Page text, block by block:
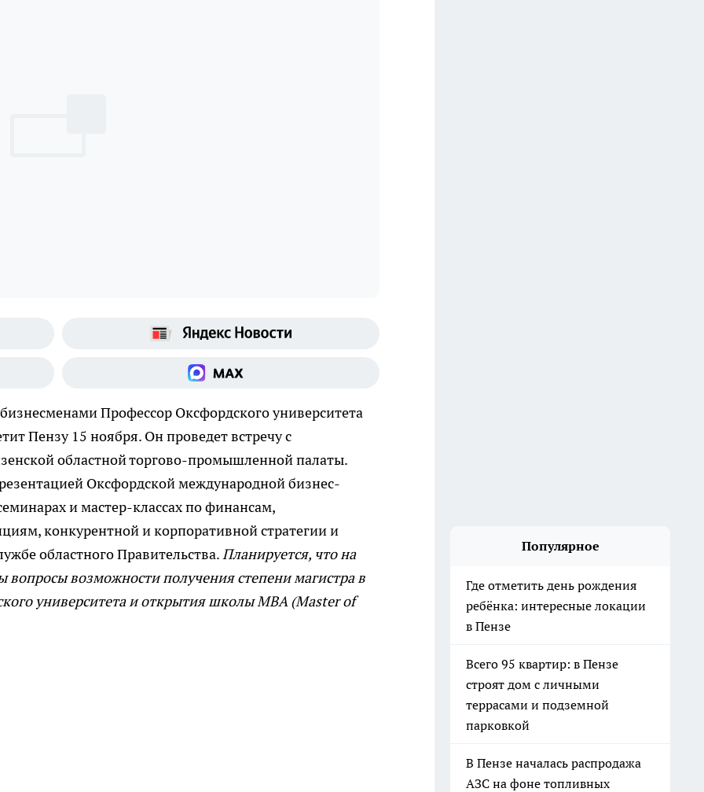
Профессор Оксфордского университета
Пензу 15 ноября. Он проведет встречу с
областной торгово-промышленной палаты.
Оксфордской международной бизнес-
и мастер-классах по финансам,
конкурентной и корпоративной стратегии и
областного Правительства.Планируется, что на
вопросы возможности получения степени магистра в
университета и открытия школы МВА (Master of
Популярное
Где отметить день рождения
ребёнка: интересные локации
в Пензе
Всего 95 квартир: в Пензе
строят дом с личными
террасами и подземной
парковкой
В Пензе началась распродажа
АЗС на фоне топливных